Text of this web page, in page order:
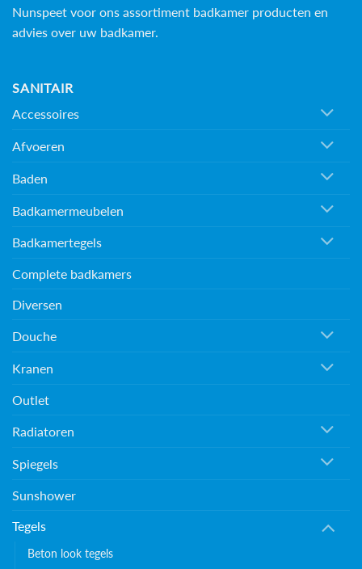
Nunspeet voor ons assortiment badkamer producten en
advies over uw badkamer.
SANITAIR
Accessoires
Afvoeren
Baden
Badkamermeubelen
Badkamertegels
Complete badkamers
Diversen
Douche
Kranen
Outlet
Radiatoren
Spiegels
Sunshower
Tegels
Beton look tegels